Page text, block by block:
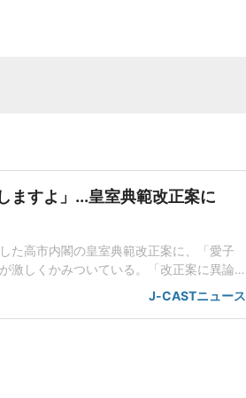
ますよ」...皇室典範改正案に
た高市内閣の皇室典範改正案に、「愛子
激しくかみついている。「改正案に異論
げた2026年7月1日放送の「大下容子ワイ
林氏はVTRゲストで出演し、旧宮家から養
J-CASTニュース